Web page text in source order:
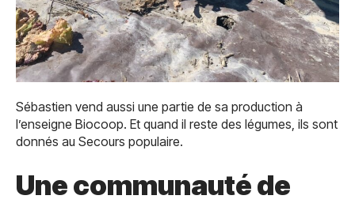
Sébastien vend aussi une partie de sa production à
l’enseigne Biocoop. Et quand il reste des légumes, ils sont
donnés au Secours populaire.
Une communauté de